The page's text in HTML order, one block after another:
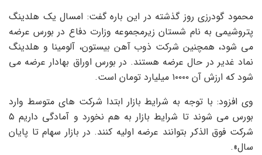
محمود گودرزی روز گذشته در این باره گفت: امسال یک هلدینگ
پتروشیمی به نام شستان زیرمجموعه وزارت دفاع در بورس عرضه
می شود، همچنین شرکت ذوب آهن بیستون، آلومینا و هلدینگ
نماد غدیر در حال عرضه هستند. در بورس اوراق بهادار عرضه می
شود که ارزش آن ۱۰۰۰۰ میلیارد تومان است.
وی افزود: با توجه به شرایط بازار ابتدا شرکت های متوسط ​​وارد
بورس می شوند تا شرایط بازار به هم نخورد و آمادگی داریم ۵
شرکت فوق الذکر بتوانند عرضه اولیه کنند. در بازار سهام تا پایان
سال».